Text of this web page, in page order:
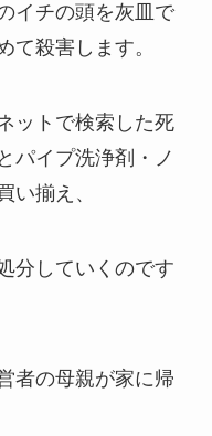
イチの頭を灰皿で
て殺害します。
ットで検索した死
パイプ洗浄剤・ノ
い揃え、
分していくのです
者の母親が家に帰